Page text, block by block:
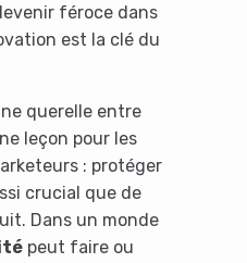
féroce dans
est la clé du
querelle entre
leçon pour les
: protéger
crucial que de
Dans un monde
peut faire ou